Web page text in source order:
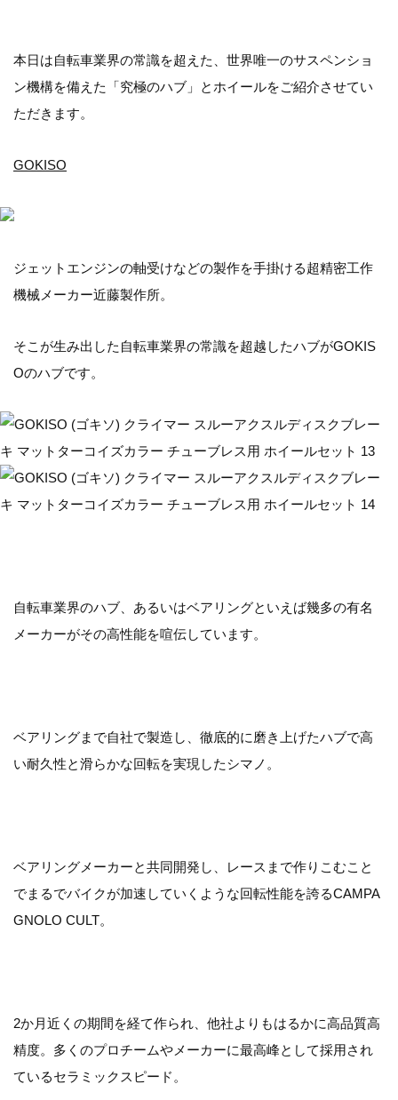
本日は自転車業界の常識を超えた、世界唯一のサスペンショ
ン機構を備えた「究極のハブ」とホイールをご紹介させてい
ただきます。
GOKISO
ジェットエンジンの軸受けなどの製作を手掛ける超精密工作
機械メーカー近藤製作所。
そこが生み出した自転車業界の常識を超越したハブがGOKIS
Oのハブです。
自転車業界のハブ、あるいはベアリングといえば幾多の有名
メーカーがその高性能を喧伝しています。
ベアリングまで自社で製造し、徹底的に磨き上げたハブで高
い耐久性と滑らかな回転を実現したシマノ。
ベアリングメーカーと共同開発し、レースまで作りこむこと
でまるでバイクが加速していくような回転性能を誇るCAMPA
GNOLO CULT。
2か月近くの期間を経て作られ、他社よりもはるかに高品質高
精度。多くのプロチームやメーカーに最高峰として採用され
ているセラミックスピード。